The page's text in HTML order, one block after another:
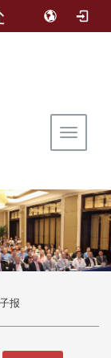
Toggle
报